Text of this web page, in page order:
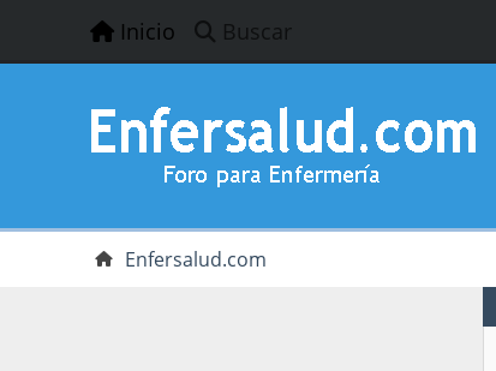
Inicio Buscar
Enfersalud.com